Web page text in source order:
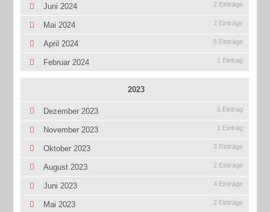
Juni 2024 2 Einträge
Mai 2024 2 Einträge
April 2024 5 Einträge
Februar 2024 1 Eintrag
2023
Dezember 2023 1 Eintrag
November 2023 1 Eintrag
Oktober 2023 3 Einträge
August 2023 2 Einträge
Juni 2023 4 Einträge
Mai 2023 2 Einträge